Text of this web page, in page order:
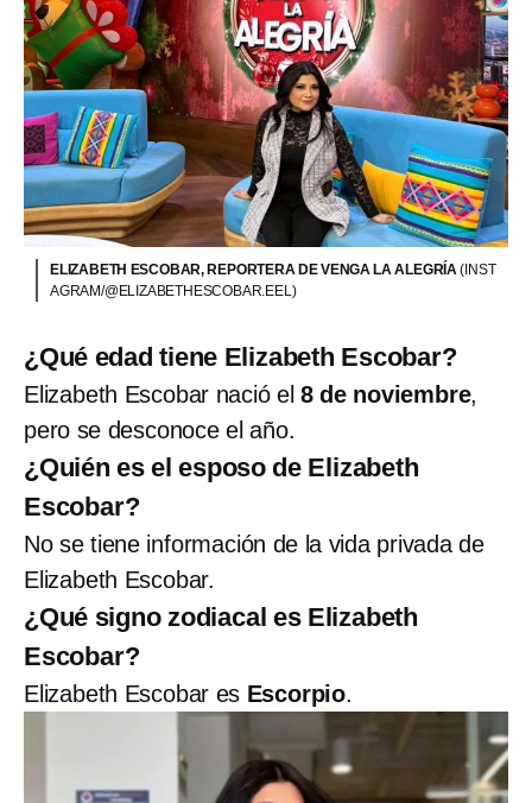
ELIZABETH ESCOBAR, REPORTERA DE VENGA LA ALEGRÍA(INST
AGRAM/@ELIZABETHESCOBAR.EEL)
¿Qué edad tiene Elizabeth Escobar?
Elizabeth Escobar nació el 8 de noviembre,
pero se desconoce el año.
¿Quién es el esposo de Elizabeth
Escobar?
No se tiene información de la vida privada de
Elizabeth Escobar.
¿Qué signo zodiacal es Elizabeth
Escobar?
Elizabeth Escobar es Escorpio.